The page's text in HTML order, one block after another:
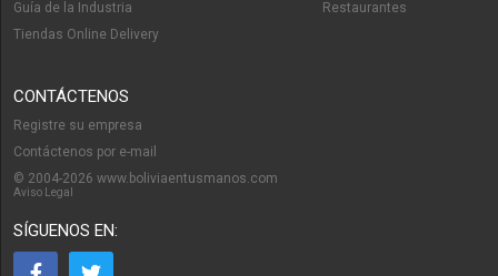
Guía de la Industria
Tiendas Online Delivery
Restaurantes
CONTÁCTENOS
Registre su empresa
Contáctenos por e-mail
© 2004-2026 www.boliviaentusmanos.com
Aviso Legal
SÍGUENOS EN: